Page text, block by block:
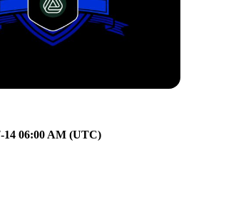
14 06:00 AM (UTC)